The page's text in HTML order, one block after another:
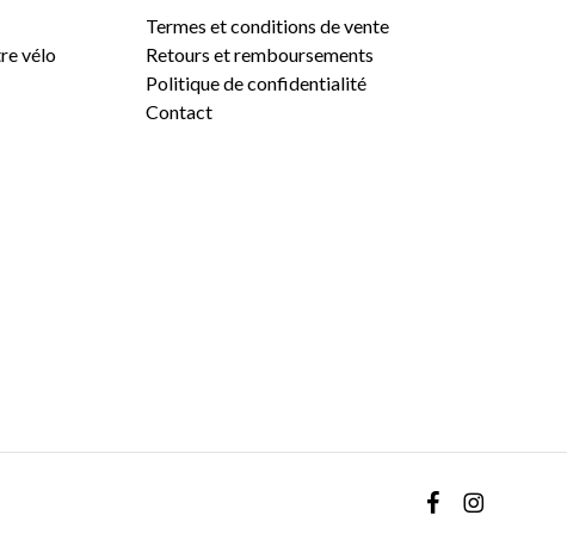
vélo
Termes et conditions de vente
Retours et remboursements
Politique de confidentialité
Contact
facebookinstagram